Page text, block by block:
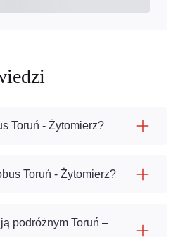
Toruń - Żytomierz?
Toruń - Żytomierz?
podróżnym Toruń –